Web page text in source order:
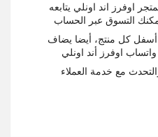
اوفرز اند اونلي يتابعه
التسوق عبر الحساب
كل منتج، أيضا يضاف
اوفرز أند اونلي
مع خدمة العملاء